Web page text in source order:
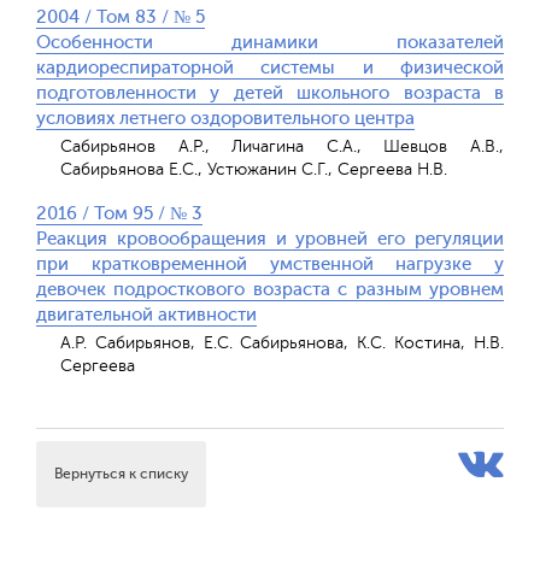
2004 / Том 83 / № 5
Особенности динамики показателей
кардиореспираторной системы и физической
подготовленности у детей школьного возраста в
условиях летнего оздоровительного центра
Сабирьянов А.Р., Личагина С.А., Шевцов А.В.,
Сабирьянова Е.С., Устюжанин С.Г., Сергеева Н.В.
2016 / Том 95 / № 3
Реакция кровообращения и уровней его регуляции
при кратковременной умственной нагрузке у
девочек подросткового возраста с разным уровнем
двигательной активности
А.Р. Сабирьянов, Е.С. Сабирьянова, К.С. Костина, Н.В.
Сергеева
Вернуться к списку